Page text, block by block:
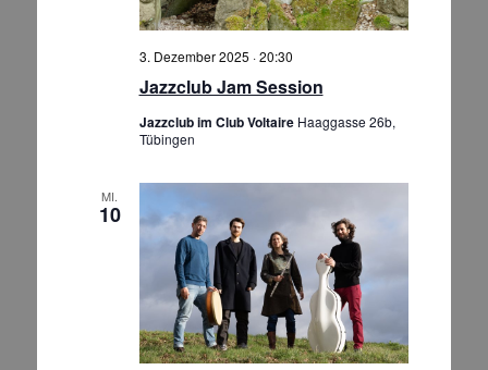
Jazzclub Jam Session
3. Dezember 2025 · 20:30
Jazzclub im Club Voltaire Haaggasse 26b,
Tübingen
MI.
10